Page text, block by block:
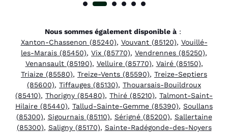
Nous sommes également disponible à:
Xanton-Chassenon (85240), Vouvant (85120), Vouillé-
les-Marais (85450), Vix (85770), Vendrennes (85250),
Venansault (85190), Velluire (85770), Vairé (85150),
Triaize (85580), Treize-Vents (85590), Treize-Septiers
(85600), Tiffauges (85130), Thouarsais-Bouildroux
(85410), Thorigny (85480), Thiré (85210), Talmont-Saint-
Hilaire (85440), Tallud-Sainte-Gemme (85390), Soullans
(85300), Sigournais (85110), Sérigné (85200), Sallertaine
(85300), Saligny (85170), Sainte-Radégonde-des-Noyers